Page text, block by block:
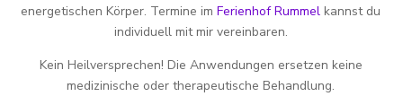
energetischen Körper. Termine imFerienhof Rummel kannst du
individuell mit mir vereinbaren.
Kein Heilversprechen! Die Anwendungen ersetzen keine
medizinische oder therapeutische Behandlung.